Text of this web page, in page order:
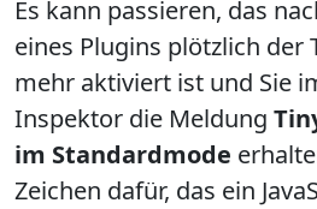
Es kann passieren, das
eines Plugins plötzlich der
mehr aktiviert ist und Sie
Inspektor die Meldung
im Standardmode
Zeichen dafür, das ein